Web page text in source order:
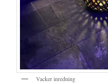
Vacker inredning